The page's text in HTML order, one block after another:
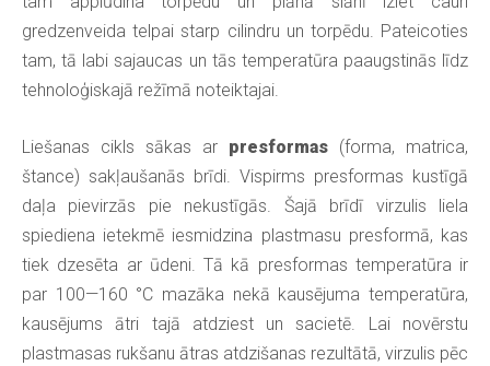
gredzenveida telpai starp cilindru un torpēdu. Pateicoties
tam, tā labi sajaucas un tās temperatūra paaugstinās līdz
tehnoloģiskajā režīmā noteiktajai.
Liešanas cikls sākas ar presformas (forma, matrica,
štance) sakļaušanās brīdi. Vispirms presformas kustīgā
daļa pievirzās pie nekustīgās. Šajā brīdī virzulis liela
spiediena ietekmē iesmidzina plastmasu presformā, kas
tiek dzesēta ar ūdeni. Tā kā presformas temperatūra ir
par 100—160 °С mazāka nekā kausējuma temperatūra,
kausējums ātri tajā atdziest un sacietē. Lai novērstu
plastmasas rukšanu ātras atdzišanas rezultātā, virzulis pēc